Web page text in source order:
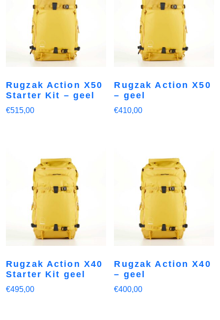
Rugzak Action X50
Starter Kit – geel
€515,00
Rugzak Action X50
– geel
€410,00
Rugzak Action X40
Starter Kit geel
€495,00
Rugzak Action X40
– geel
€400,00